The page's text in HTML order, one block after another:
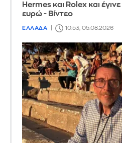
Hermes και Rolex και
ευρώ - Βίντεο
ΕΛΛΑΔΑ 10:53, 05.08.2026